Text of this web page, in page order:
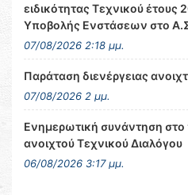
ειδικότητας Τεχνικού
Υποβολής Ενστάσεων στο
07/08/2026 2:18 μμ.
Παράταση διενέργειας
07/08/2026 2 μμ.
Ενημερωτική συνάντηση στο
ανοιχτού Τεχνικού Διαλόγου
06/08/2026 3:17 μμ.